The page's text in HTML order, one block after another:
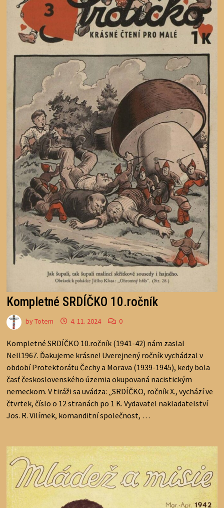
Kompletné SRDÍČKO 10.ročník
byTotem 4. 11. 2024 0
Kompletné SRDÍČKO 10.ročník (1941-42) nám zaslal
Nell1967. Ďakujeme krásne! Uverejnený ročník vychádzal v
období Protektorátu Čechy a Morava (1939-1945), kedy bola
časť československého územia okupovaná nacistickým
nemeckom. V tiráži sa uvádza: „SRDÍČKO, ročník X., vychází ve
čtvrtek, číslo o 12 stranách po 1 K. Vydavatel nakladatelství
Jos. R. Vilímek, komanditní společnost, …